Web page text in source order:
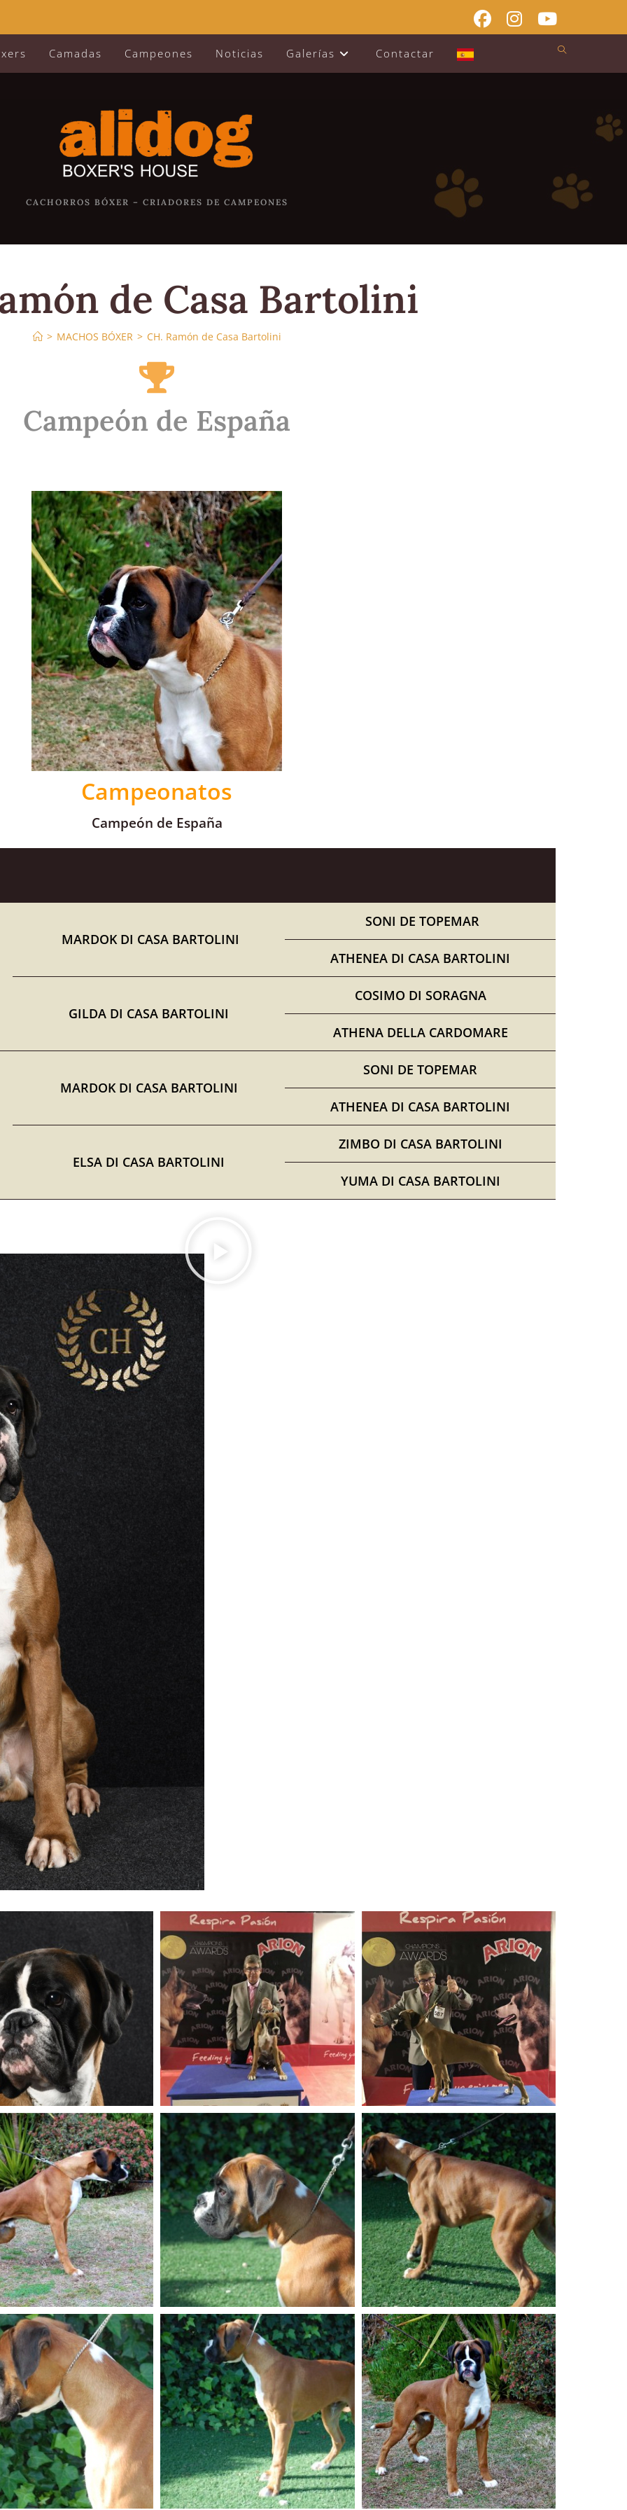
Camadas Campeones Noticias Galerías Contactar
CACHORROS BÓXER – CRIADORES DE CAMPEONES
de Casa Bartolini
> MACHOS BÓXER > CH. Ramón de Casa Bartolini
Campeón de España
Campeonatos
Campeón de España
MARDOK DI CASA BARTOLINI
SONI DE TOPEMAR
ATHENEA DI CASA BARTOLINI
GILDA DI CASA BARTOLINI
COSIMO DI SORAGNA
ATHENA DELLA CARDOMARE
MARDOK DI CASA BARTOLINI
SONI DE TOPEMAR
ATHENEA DI CASA BARTOLINI
ELSA DI CASA BARTOLINI
ZIMBO DI CASA BARTOLINI
YUMA DI CASA BARTOLINI